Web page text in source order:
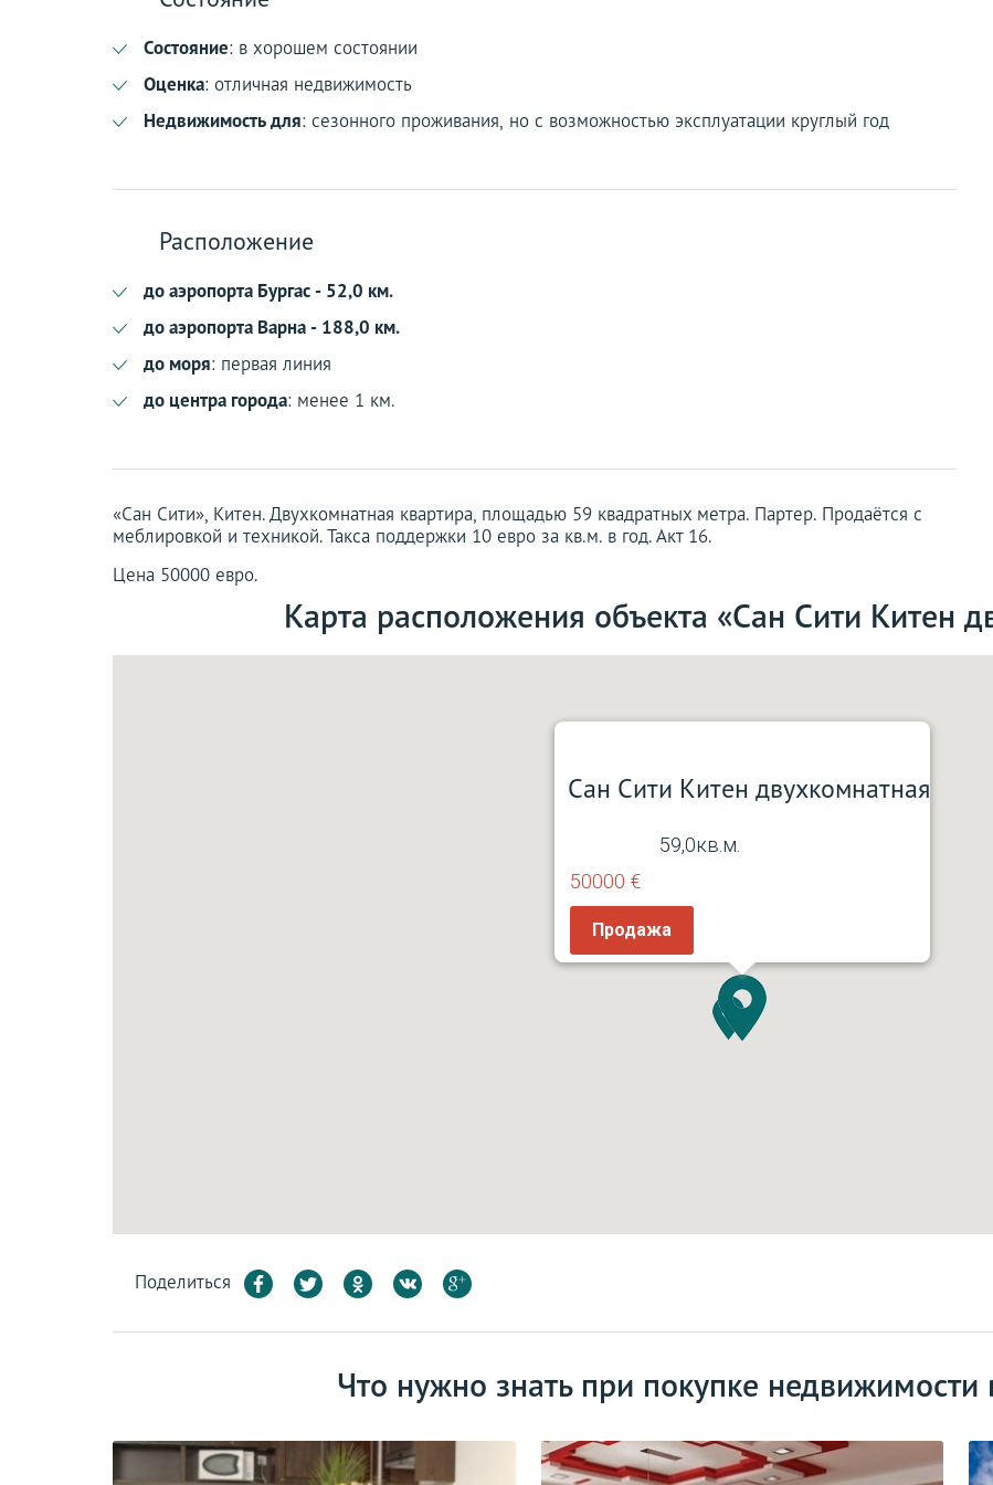
Состояние: в хорошем состоянии
Оценка: отличная недвижимость
Недвижимость для: сезонного проживания, но с возможностью эксплуатации круглый год
Расположение
до аэропорта Бургас - 52,0 км.
до аэропорта Варна - 188,0 км.
до моря: первая линия
до центра города: менее 1 км.
«Сан Сити», Китен. Двухкомнатная квартира, площадью 59 квадратных метра. Партер. Продаётся с
меблировкой и техникой. Такса поддержки 10 евро за кв.м. в год. Акт 16.
Цена 50000 евро.
Карта расположения объекта «Сан Сити Китен
2
Сан Сити Китен двухкомнатная
59,0кв.м.
50000 €
Продажа
Поделиться
Что нужно знать при покупке недвижимости